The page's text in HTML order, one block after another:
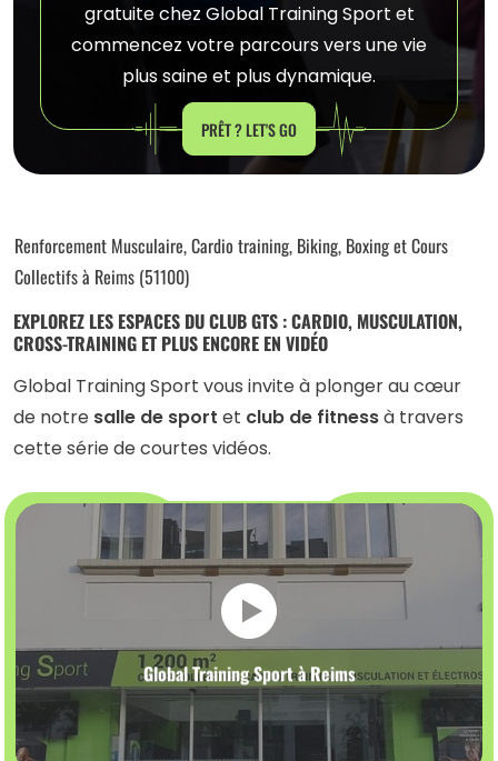
gratuite chez Global Training Sport et
commencez votre parcours vers une vie
plus saine et plus dynamique.
PRÊT ? LET'S GO
EXPLOREZ LES ESPACES DU CLUB GTS : CARDIO, MUSCULATION,
CROSS-TRAINING ET PLUS ENCORE EN VIDÉO
Renforcement Musculaire, Cardio training, Biking, Boxing et Cours
Collectifs à Reims (51100)
Global Training Sport vous invite à plonger au cœur
de notresalle de sportet club de fitnessà travers
cette série de courtes vidéos.
Global Training Sport à Reims